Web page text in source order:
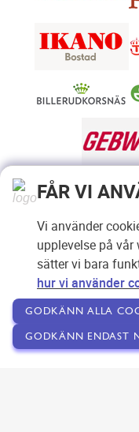
FÅR VI
Vi använder
upplevelse på
sätter vi bara
hur vi använder
GODKÄNN ALLA
GODKÄNN ENDAST